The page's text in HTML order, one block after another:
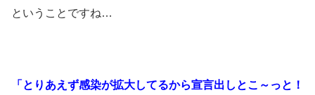
ということですね…
「とりあえず感染が拡大してるから宣言出しとこ～っと！